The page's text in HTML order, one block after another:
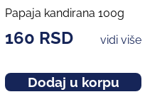
Papaja kandirana 100g
160 RSD vidi više
Dodaj u korpu